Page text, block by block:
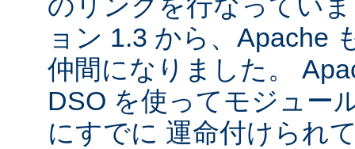
ョン 1.3 から、Apache
仲間になりました。
DSO を使ってモジュー
にすでに 運命付けられ